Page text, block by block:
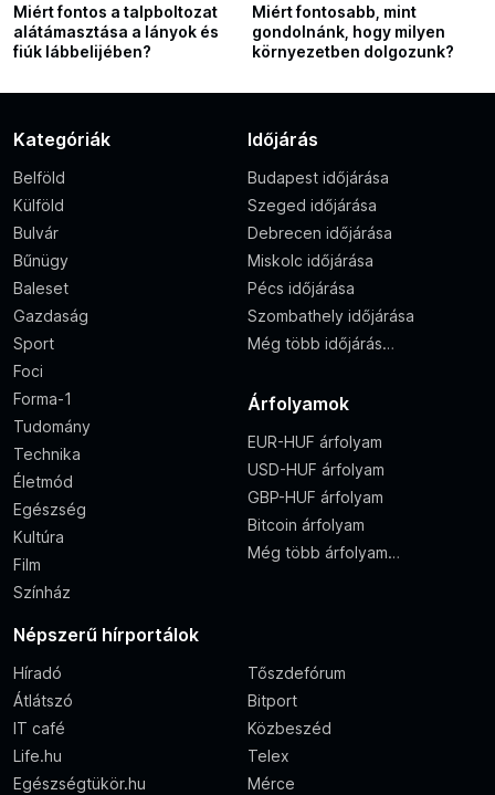
Miért fontos a talpboltozat
alátámasztása a lányok és
fiúk lábbelijében?
Miért fontosabb, mint
gondolnánk, hogy milyen
környezetben dolgozunk?
Kategóriák
Belföld
Külföld
Bulvár
Bűnügy
Baleset
Gazdaság
Sport
Foci
Forma-1
Tudomány
Technika
Életmód
Egészség
Kultúra
Film
Színház
Időjárás
Budapest időjárása
Szeged időjárása
Debrecen időjárása
Miskolc időjárása
Pécs időjárása
Szombathely időjárása
Még több időjárás…
Árfolyamok
EUR-HUF árfolyam
USD-HUF árfolyam
GBP-HUF árfolyam
Bitcoin árfolyam
Még több árfolyam…
Népszerű hírportálok
Híradó
Tőszdefórum
Átlátszó
Bitport
IT café
Közbeszéd
Life.hu
Telex
Egészségtükör.hu
Mérce